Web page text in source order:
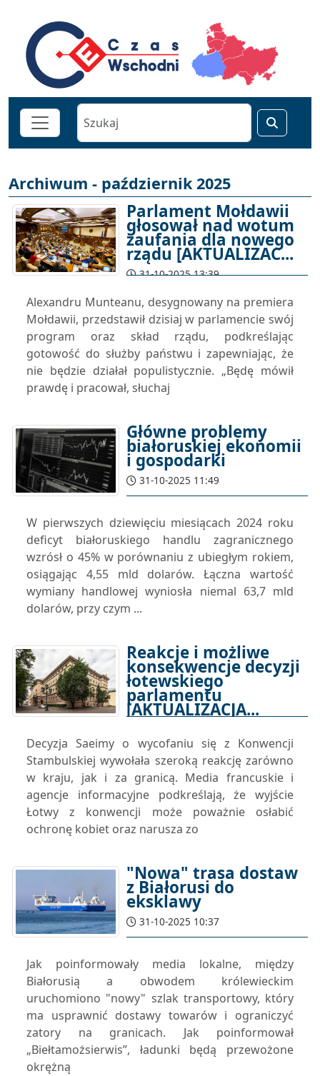
Archiwum - październik 2025
Parlament Mołdawii
głosował nad wotum
zaufania dla nowego
rządu [AKTUALIZAC...
31-10-2025 13:39
Alexandru Munteanu, desygnowany na premiera
Mołdawii, przedstawił dzisiaj w parlamencie swój
program oraz skład rządu, podkreślając
gotowość do służby państwu i zapewniając, że
nie będzie działał populistycznie. „Będę mówił
prawdę i pracował, słuchaj
Główne problemy
białoruskiej ekonomii
i gospodarki
31-10-2025 11:49
W pierwszych dziewięciu miesiącach 2024 roku
deficyt białoruskiego handlu zagranicznego
wzrósł o 45% w porównaniu z ubiegłym rokiem,
osiągając 4,55 mld dolarów. Łączna wartość
wymiany handlowej wyniosła niemal 63,7 mld
dolarów, przy czym ...
Reakcje i możliwe
konsekwencje decyzji
łotewskiego
parlamentu
[AKTUALIZACJA...
Decyzja Saeimy o wycofaniu się z Konwencji
Stambulskiej wywołała szeroką reakcję zarówno
w kraju, jak i za granicą. Media francuskie i
agencje informacyjne podkreślają, że wyjście
Łotwy z konwencji może poważnie osłabić
ochronę kobiet oraz narusza zo
"Nowa" trasa dostaw
z Białorusi do
eksklawy
31-10-2025 10:37
Jak poinformowały media lokalne, między
Białorusią a obwodem królewieckim
uruchomiono "nowy" szlak transportowy, który
ma usprawnić dostawy towarów i ograniczyć
zatory na granicach. Jak poinformował
„Biełtamożsierwis”, ładunki będą przewożone
okrężną